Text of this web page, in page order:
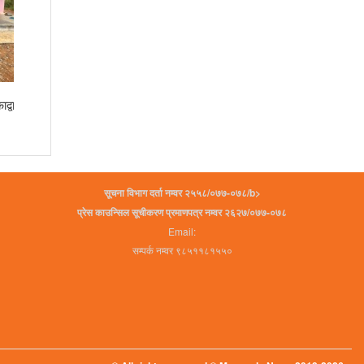
सूचना विभाग दर्ता नम्वर २५५८/०७७-०७८/b>
प्रेस काउन्सिल सूचीकरण प्रमाणपत्र नम्वर २६२७/०७७-०७८
Email:
सम्पर्क नम्वर ९८५११८१५५०